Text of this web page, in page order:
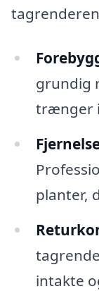
grundig
trænger
planter,
intakte